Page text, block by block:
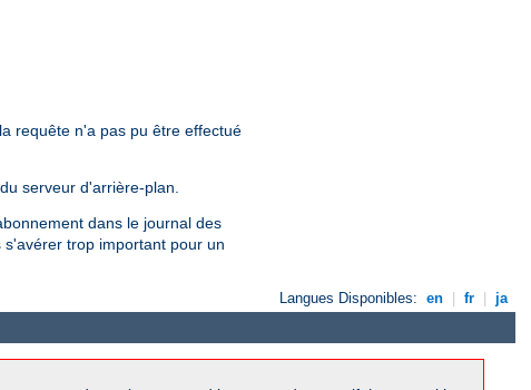
requête n'a pas pu être effectué
serveur d'arrière-plan.
dans le journal des
trop important pour un
Langues Disponibles: en fr ja